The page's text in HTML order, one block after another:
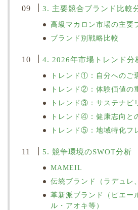
3. 主要競合ブランド比較
高級マカロン市場の主要
ブランド別戦略比較
4. 2026年市場トレンド分
トレンド①：自分へのご
トレンド②：体験価値の
トレンド③：サステナビ
トレンド④：健康志向と
トレンド⑤：地域特化フ
5. 競争環境のSWOT分析
MAMEIL
伝統ブランド（ラデュレ
革新派ブランド（ピエー
ル・アオキ等）